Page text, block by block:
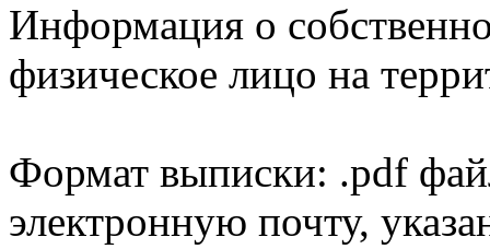
Информация о
физическое лицо на
Формат выписки: .pdf
электронную почту,